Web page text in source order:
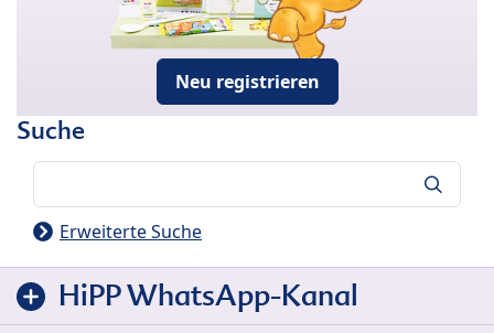
Neu registrieren
Suche
Erweiterte Suche
HiPP WhatsApp-Kanal